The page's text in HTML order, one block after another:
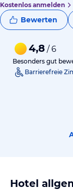
Kostenlos anmelden
Bewerten
4,8 / 6
Besonders gut
Barrierefreie
Hotel